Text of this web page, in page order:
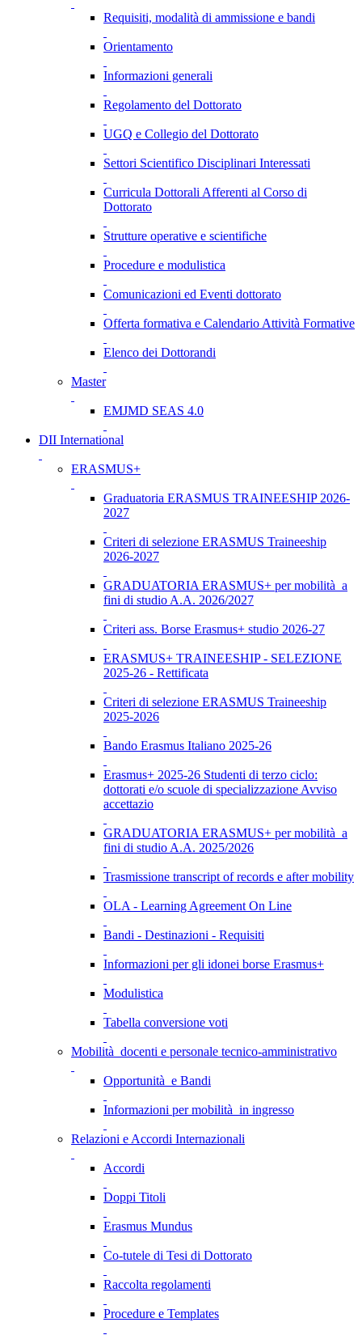
Requisiti, modalità di ammissione e bandi
Orientamento
Informazioni generali
Regolamento del Dottorato
UGQ e Collegio del Dottorato
Settori Scientifico Disciplinari Interessati
Curricula Dottorali Afferenti al Corso di
Dottorato
Strutture operative e scientifiche
Procedure e modulistica
Comunicazioni ed Eventi dottorato
Offerta formativa e Calendario Attività Formative
Elenco dei Dottorandi
Master
EMJMD SEAS 4.0
DII International
ERASMUS+
Graduatoria ERASMUS TRAINEESHIP 2026-
2027
Criteri di selezione ERASMUS Traineeship
2026-2027
GRADUATORIA ERASMUS+ per mobilità a
fini di studio A.A. 2026/2027
Criteri ass. Borse Erasmus+ studio 2026-27
ERASMUS+ TRAINEESHIP - SELEZIONE
2025-26 - Rettificata
Criteri di selezione ERASMUS Traineeship
2025-2026
Bando Erasmus Italiano 2025-26
Erasmus+ 2025-26 Studenti di terzo ciclo:
dottorati e/o scuole di specializzazione Avviso
accettazio
GRADUATORIA ERASMUS+ per mobilità a
fini di studio A.A. 2025/2026
Trasmissione transcript of records e after mobility
OLA - Learning Agreement On Line
Bandi - Destinazioni - Requisiti
Informazioni per gli idonei borse Erasmus+
Modulistica
Tabella conversione voti
Mobilità docenti e personale tecnico-amministrativo
Opportunità e Bandi
Informazioni per mobilità in ingresso
Relazioni e Accordi Internazionali
Accordi
Doppi Titoli
Erasmus Mundus
Co-tutele di Tesi di Dottorato
Raccolta regolamenti
Procedure e Templates